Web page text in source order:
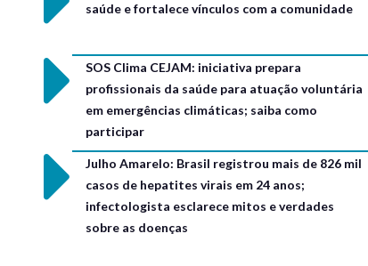
saúde e fortalece vínculos com a comunidade
SOS Clima CEJAM: iniciativa prepara
profissionais da saúde para atuação voluntária
em emergências climáticas; saiba como
participar
Julho Amarelo: Brasil registrou mais de 826 mil
casos de hepatites virais em 24 anos;
infectologista esclarece mitos e verdades
sobre as doenças